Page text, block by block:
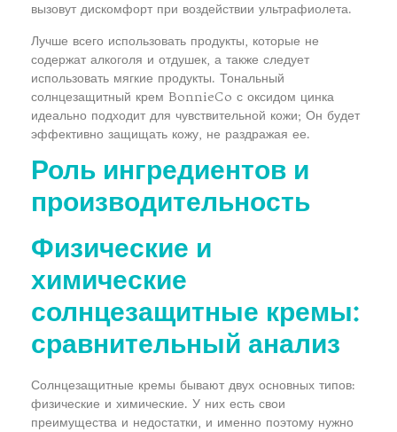
вызовут дискомфорт при воздействии ультрафиолета.
Лучше всего использовать продукты, которые не
содержат алкоголя и отдушек, а также следует
использовать мягкие продукты. Тональный
солнцезащитный крем BonnieCo с оксидом цинка
идеально подходит для чувствительной кожи; Он будет
эффективно защищать кожу, не раздражая ее.
Роль ингредиентов и
производительность
Физические и
химические
солнцезащитные кремы:
сравнительный анализ
Солнцезащитные кремы бывают двух основных типов:
физические и химические. У них есть свои
преимущества и недостатки, и именно поэтому нужно